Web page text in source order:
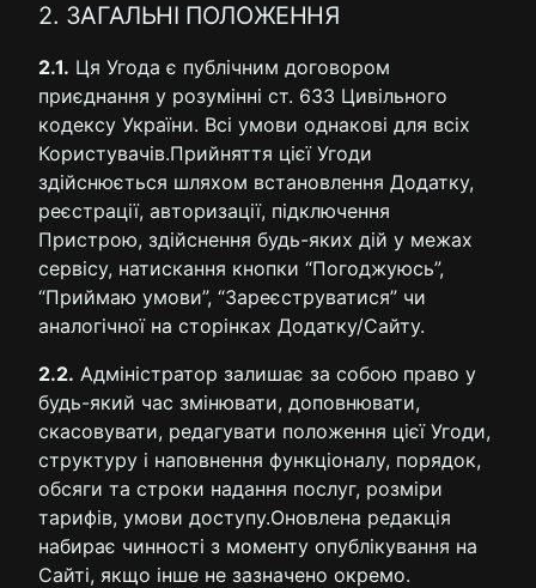
2. ЗАГАЛЬНІ ПОЛОЖЕННЯ
2.1. Ця Угода є публічним договором
приєднання у розумінні ст. 633 Цивільного
кодексу України. Всі умови однакові для всіх
Користувачів.Прийняття цієї Угоди
здійснюється шляхом встановлення Додатку,
реєстрації, авторизації, підключення
Пристрою, здійснення будь-яких дій у межах
сервісу, натискання кнопки “Погоджуюсь”,
“Приймаю умови”, “Зареєструватися” чи
аналогічної на сторінках Додатку/Сайту.
2.2. Адміністратор залишає за собою право у
будь-який час змінювати, доповнювати,
скасовувати, редагувати положення цієї Угоди,
структуру і наповнення функціоналу, порядок,
обсяги та строки надання послуг, розміри
тарифів, умови доступу.Оновлена редакція
набирає чинності з моменту опублікування на
Сайті, якщо інше не зазначено окремо.